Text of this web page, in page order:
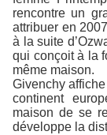
rencontre un
attribuer en
à la suite
qui conçoit à la
même maison.
Givenchy
continent
maison de se
développe la